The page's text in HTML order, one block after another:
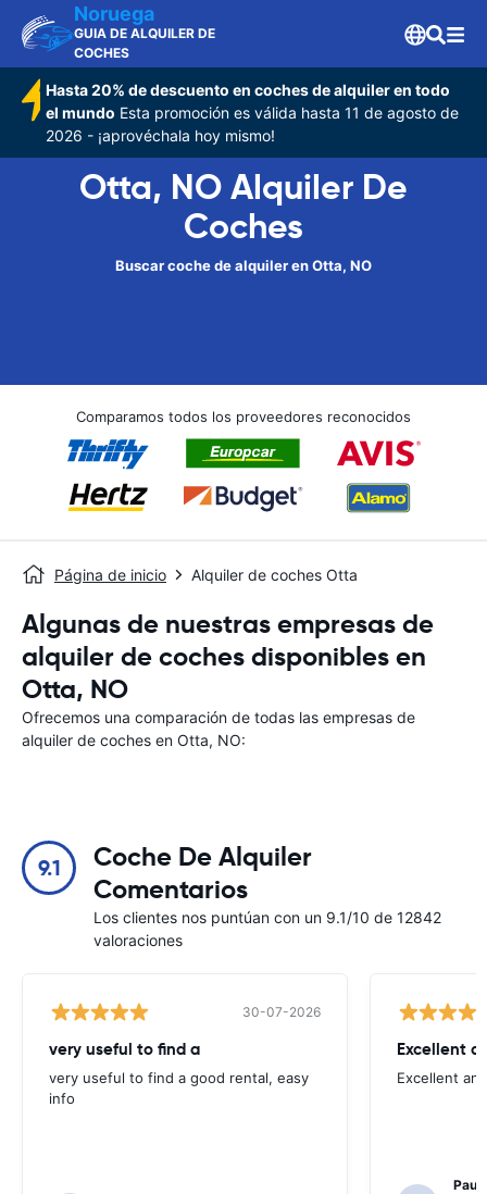
Noruega
GUIA DE ALQUILER DE
COCHES
Hasta 20% de descuento en coches de alquiler en todo
el mundo Esta promoción es válida hasta 11 de agosto de
2026 - ¡aprovéchala hoy mismo!
Otta, NO Alquiler De
Coches
Buscar coche de alquiler en Otta, NO
Comparamos todos los proveedores reconocidos
Página de inicio Alquiler de coches Otta
Algunas de nuestras empresas de
alquiler de coches disponibles en
Otta, NO
Ofrecemos una comparación de todas las empresas de
alquiler de coches en Otta, NO:
9.1
Coche De Alquiler
Comentarios
Los clientes nos puntúan con un 9.1/10 de 12842
valoraciones
30-07-2026
very useful to find a
very useful to find a good rental, easy
info
Excellent
Excellent
Paul